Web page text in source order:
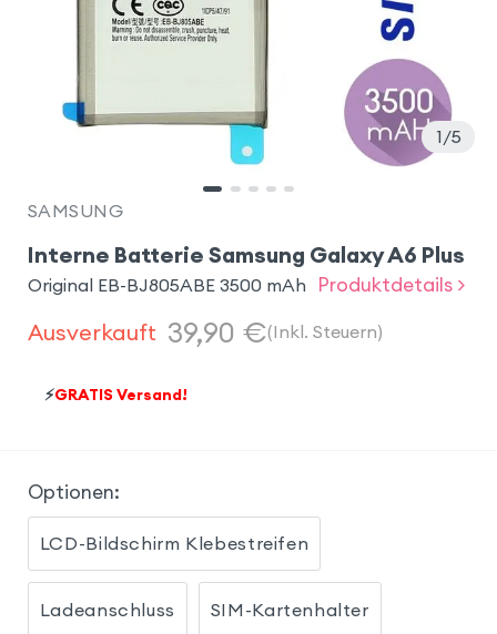
1 5
SAMSUNG
Interne Batterie Samsung Galaxy A6 Plus
Original EB-BJ805ABE 3500 mAh Produktdetails >
Ausverkauft 39,90 €(Inkl. Steuern)
⚡GRATIS Versand!
Optionen:
LCD-Bildschirm Klebestreifen
Ladeanschluss SIM-Kartenhalter